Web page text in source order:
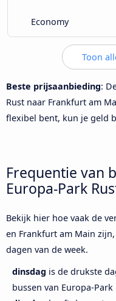
Economy
Toon
Beste prijsaanbieding:
Rust naar Frankfurt am
flexibel bent, kun je geld
Frequentie van
Europa-Park
Bekijk hier hoe vaak de
en Frankfurt am Main
dagen van de week.
dinsdag is de drukste
bussen van Europa-